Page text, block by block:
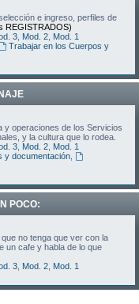
e ingreso, perfiles de
REGISTRADOS)
3 Mod. 2 Mod. 1
Trabajar en los Cuerpos y
y operaciones de los Servicios
y la cultura que lo rodea.
3 Mod. 2 Mod. 1
y documentación,
POCO:
no tenga que ver con la
un cafe y habla de lo que
3 Mod. 2 Mod. 1